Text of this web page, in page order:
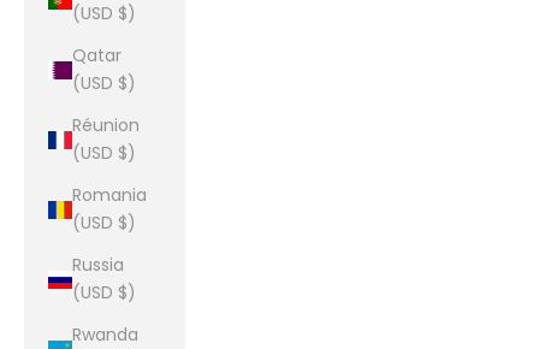
(USD $)
Qatar
(USD $)
Réunion
(USD $)
Romania
(USD $)
Russia
(USD $)
Rwanda